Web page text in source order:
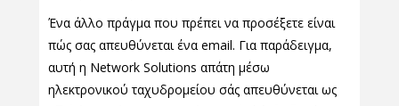
Ένα άλλο πράγμα που πρέπει να προσέξετε είναι
πώς σας απευθύνεται ένα email. Για παράδειγμα,
αυτή η Network Solutions απάτη μέσω
ηλεκτρονικού ταχυδρομείου σάς απευθύνεται ως